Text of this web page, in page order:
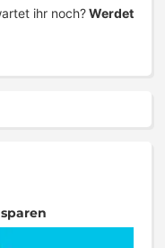
ihr noch?Werdet